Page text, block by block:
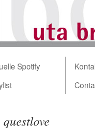
Spotify
questlove